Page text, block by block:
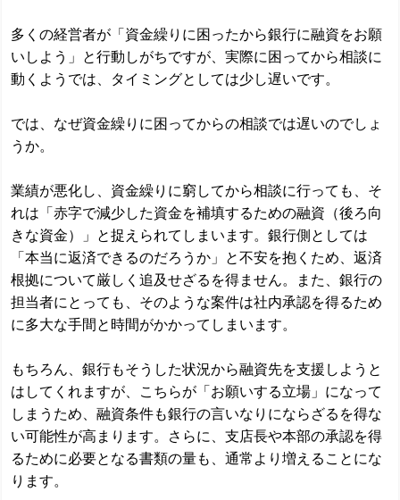
多くの経営者が「資金繰りに困ったから銀行に融資をお願
いしよう」と行動しがちですが、実際に困ってから相談に
動くようでは、タイミングとしては少し遅いです。
では、なぜ資金繰りに困ってからの相談では遅いのでしょ
うか。
業績が悪化し、資金繰りに窮してから相談に行っても、そ
れは「赤字で減少した資金を補填するための融資（後ろ向
きな資金）」と捉えられてしまいます。銀行側としては
「本当に返済できるのだろうか」と不安を抱くため、返済
根拠について厳しく追及せざるを得ません。また、銀行の
担当者にとっても、そのような案件は社内承認を得るため
に多大な手間と時間がかかってしまいます。
もちろん、銀行もそうした状況から融資先を支援しようと
はしてくれますが、こちらが「お願いする立場」になって
しまうため、融資条件も銀行の言いなりにならざるを得な
い可能性が高まります。さらに、支店長や本部の承認を得
るために必要となる書類の量も、通常より増えることにな
ります。